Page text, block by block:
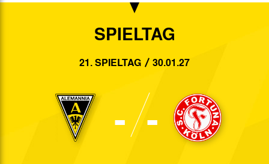
-
-
SPIELTAG
21. SPIELTAG 30.01.27
- -